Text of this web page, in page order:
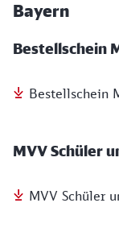
Bayern
Bestellschein
Bestellschein
MVV Schüler
MVV Schüler